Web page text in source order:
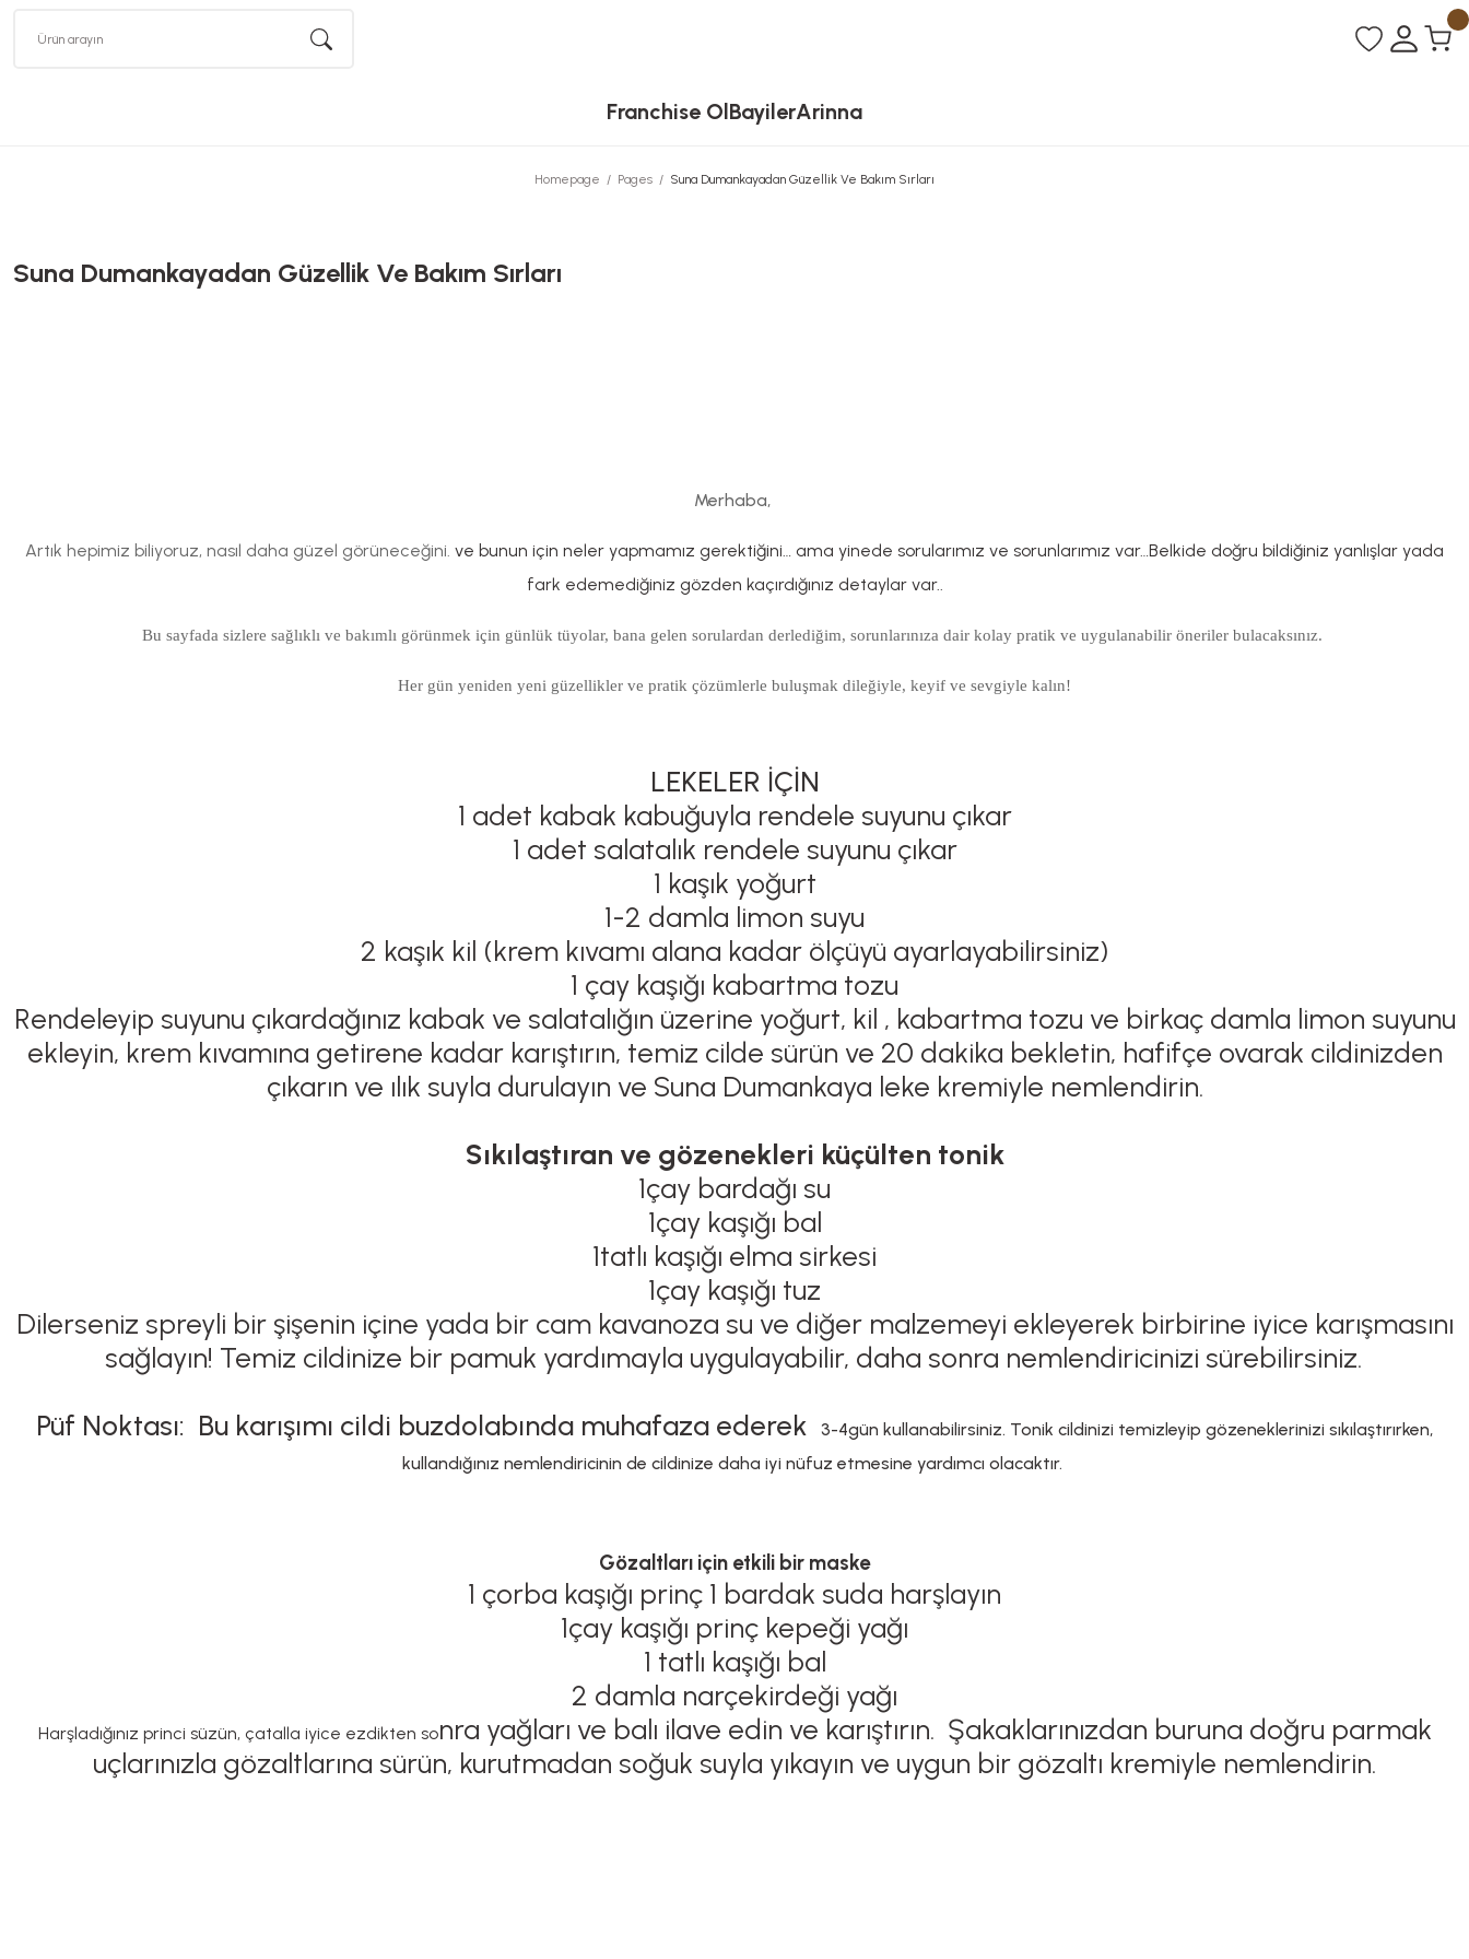
Franchise OlBayilerArinna
Homepage Pages Suna Dumankayadan Güzellik Ve Bakım Sırları
Suna Dumankayadan Güzellik Ve Bakım Sırları
Merhaba,
Artık hepimiz biliyoruz, nasıl daha güzel görüneceğini. ve bunun için neler yapmamız gerektiğini… ama yinede sorularımız ve sorunlarımız var…Belkide doğru bildiğiniz yanlışlar yada
fark edemediğiniz gözden kaçırdığınız detaylar var..
Bu sayfada sizlere sağlıklı ve bakımlı görünmek için günlük tüyolar, bana gelen sorulardan derlediğim, sorunlarınıza dair kolay pratik ve uygulanabilir öneriler bulacaksınız.
Her gün yeniden yeni güzellikler ve pratik çözümlerle buluşmak dileğiyle, keyif ve sevgiyle kalın!
LEKELER İÇİN
1 adet kabak kabuğuyla rendele suyunu çıkar
1 adet salatalık rendele suyunu çıkar
1 kaşık yoğurt
1-2 damla limon suyu
2 kaşık kil (krem kıvamı alana kadar ölçüyü ayarlayabilirsiniz)
1 çay kaşığı kabartma tozu
Rendeleyip suyunu çıkardağınız kabak ve salatalığın üzerine yoğurt, kil , kabartma tozu ve birkaç damla limon suyunu
ekleyin, krem kıvamına getirene kadar karıştırın, temiz cilde sürün ve 20 dakika bekletin, hafifçe ovarak cildinizden
çıkarın ve ılık suyla durulayın ve Suna Dumankaya leke kremiyle nemlendirin.
Sıkılaştıran ve gözenekleri küçülten tonik
1çay bardağı su
1çay kaşığı bal
1tatlı kaşığı elma sirkesi
1çay kaşığı tuz
Dilerseniz spreyli bir şişenin içine yada bir cam kavanoza su ve diğer malzemeyi ekleyerek birbirine iyice karışmasını
sağlayın! Temiz cildinize bir pamuk yardımayla uygulayabilir, daha sonra nemlendiricinizi sürebilirsiniz.
Püf Noktası: Bu karışımı cildi buzdolabında muhafaza ederek
3-4gün kullanabilirsiniz. Tonik cildinizi temizleyip gözeneklerinizi sıkılaştırırken,
kullandığınız nemlendiricinin de cildinize daha iyi nüfuz etmesine yardımcı olacaktır.
Gözaltları için etkili bir maske
1 çorba kaşığı prinç 1 bardak suda harşlayın
1çay kaşığı prinç kepeği yağı
1 tatlı kaşığı bal
2 damla narçekirdeği yağı
Harşladığınız princi süzün, çatalla iyice ezdikten sonra yağları ve balı ilave edin ve karıştırın. Şakaklarınızdan buruna doğru parmak
uçlarınızla gözaltlarına sürün, kurutmadan soğuk suyla yıkayın ve uygun bir gözaltı kremiyle nemlendirin.